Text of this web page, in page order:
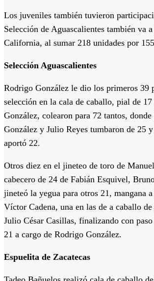
Los juveniles también tuvieron
Selección de Aguascalientes también va
California, al sumar 218 unidades por
Selección Aguascalientes
Rodrigo González le dio los primeros 39
selección en la cala de caballo, pial de 17
González, colearon para 72 tantos,
González y Julio Reyes tumbaron de 25
aportó 22.
Otros diez en el jineteo de toro de
cabecero de 24 de Fabián Esquivel,
jineteó la yegua para otros 21, mangana
Víctor Cadena, una en las de a caballo
Julio César Casillas, finalizando con
21 a cargo de Rodrigo González.
Espuelita de Zacatecas